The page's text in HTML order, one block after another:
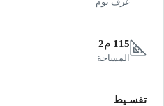
115 م2
المساحة
تقسـيط